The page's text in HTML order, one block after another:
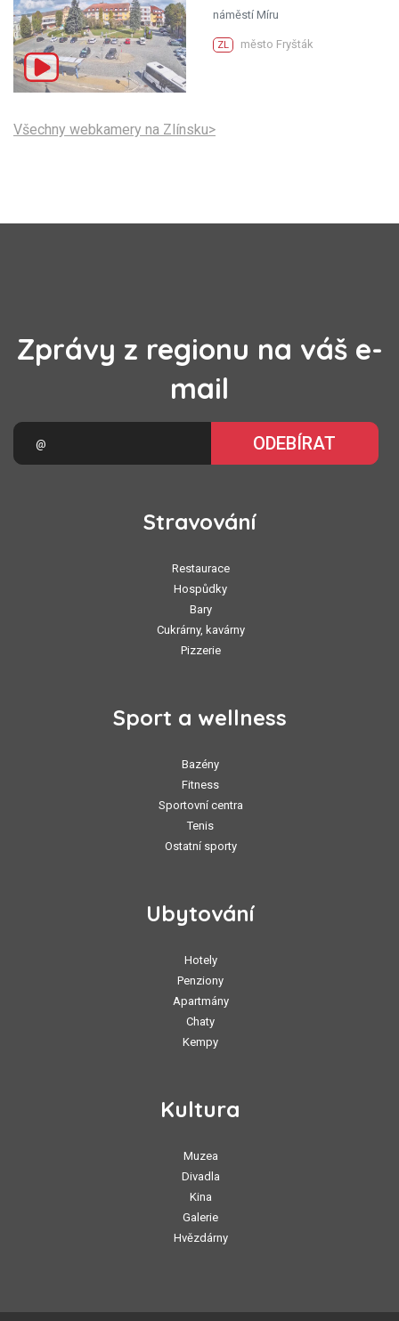
náměstí Míru
ZL město Fryšták
Všechny webkamery na Zlínsku>
Zprávy z regionu na váš e-
mail
ODEBÍRAT
Stravování
Restaurace
Hospůdky
Bary
Cukrárny, kavárny
Pizzerie
Sport a wellness
Bazény
Fitness
Sportovní centra
Tenis
Ostatní sporty
Ubytování
Hotely
Penziony
Apartmány
Chaty
Kempy
Kultura
Muzea
Divadla
Kina
Galerie
Hvězdárny